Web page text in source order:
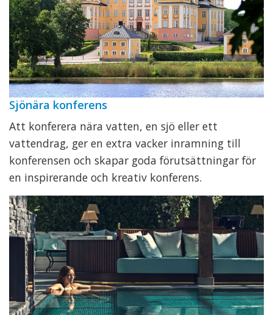
Sjönära konferens
Att konferera nära vatten, en sjö eller ett
vattendrag, ger en extra vacker inramning till
konferensen och skapar goda förutsättningar för
en inspirerande och kreativ konferens.